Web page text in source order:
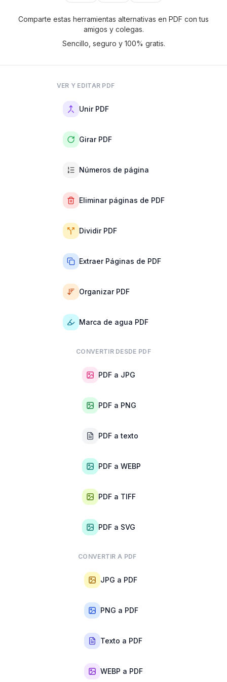
Comparte estas herramientas alternativas en PDF con tus
amigos y colegas.
Sencillo, seguro y 100% gratis.
VER Y EDITAR PDF
Unir PDF
Girar PDF
Números de página
Eliminar páginas de PDF
Dividir PDF
Extraer Páginas de PDF
Organizar PDF
Marca de agua PDF
CONVERTIR DESDE PDF
PDF a JPG
PDF a PNG
PDF a texto
PDF a WEBP
PDF a TIFF
PDF a SVG
CONVERTIR A PDF
JPG a PDF
PNG a PDF
Texto a PDF
WEBP a PDF